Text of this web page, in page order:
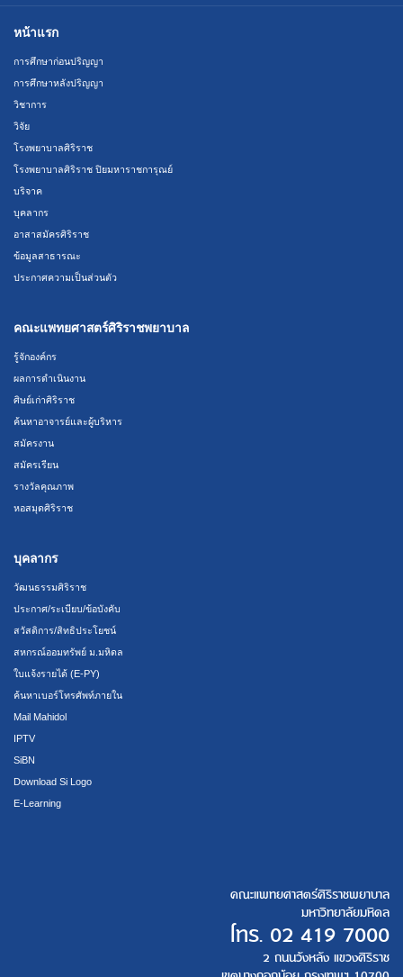
หน้าแรก
การศึกษาก่อนปริญญา
การศึกษาหลังปริญญา
วิชาการ
วิจัย
โรงพยาบาลศิริราช
โรงพยาบาลศิริราช ปิยมหาราชการุณย์
บริจาค
บุคลากร
อาสาสมัครศิริราช
ข้อมูลสาธารณะ
ประกาศความเป็นส่วนตัว
คณะแพทยศาสตร์ศิริราชพยาบาล
รู้จักองค์กร
ผลการดำเนินงาน
ศิษย์เก่าศิริราช
ค้นหาอาจารย์และผู้บริหาร
สมัครงาน
สมัครเรียน
รางวัลคุณภาพ
หอสมุดศิริราช
บุคลากร
วัฒนธรรมศิริราช
ประกาศ/ระเบียบ/ข้อบังคับ
สวัสดิการ/สิทธิประโยชน์
สหกรณ์ออมทรัพย์ ม.มหิดล
ใบแจ้งรายได้ (E-PY)
ค้นหาเบอร์โทรศัพท์ภายใน
Mail Mahidol
IPTV
SiBN
Download Si Logo
E-Learning
คณะแพทยศาสตร์ศิริราชพยาบาล
มหาวิทยาลัยมหิดล
โทร. 02 419 7000
2 ถนนวังหลัง แขวงศิริราช